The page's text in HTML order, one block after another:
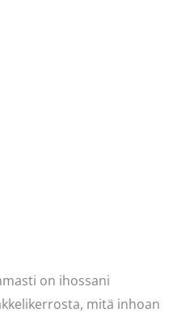
on ihossani
mitä inhoan